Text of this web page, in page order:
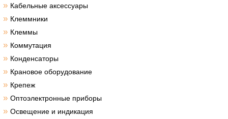
» Кабельные аксессуары
» Клеммники
» Клеммы
» Коммутация
» Конденсаторы
» Крановое оборудование
» Крепеж
» Оптоэлектронные приборы
» Освещение и индикация